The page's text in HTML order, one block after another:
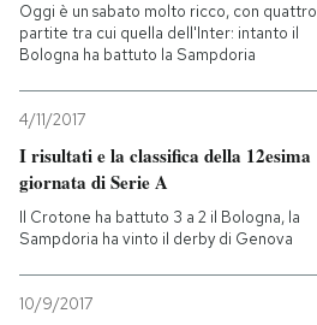
Oggi è un sabato molto ricco, con quattro
partite tra cui quella dell'Inter: intanto il
Bologna ha battuto la Sampdoria
4/11/2017
I risultati e la classifica della 12esima
giornata di Serie A
Il Crotone ha battuto 3 a 2 il Bologna, la
Sampdoria ha vinto il derby di Genova
10/9/2017